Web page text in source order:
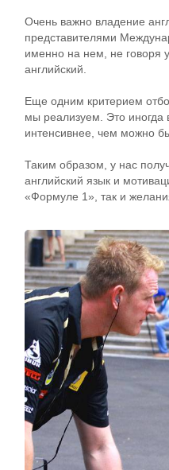
Очень важно владение
представителями
именно на нем, не говоря
английский.
Еще одним критерием
мы реализуем. Это иногда
интенсивнее, чем можно
Таким образом, у нас
английский язык и
«Формуле 1», так и